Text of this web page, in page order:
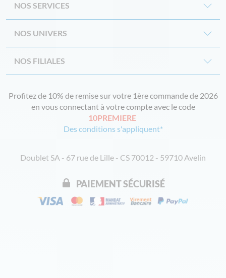
NOS SERVICES
NOS UNIVERS
NOS FILIALES
Profitez de 10% de remise sur votre 1ère commande de 2026
en vous connectant à votre compte avec le code
10PREMIERE
Des conditions s'appliquent*
Doublet SA - 67 rue de Lille - CS 70012 - 59710 Avelin
PAIEMENT SÉCURISÉ